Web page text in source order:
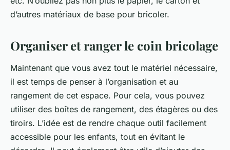
d’autres matériaux de base pour bricoler.
Organiser et ranger le coin bricolage
Maintenant que vous avez tout le matériel nécessaire,
il est temps de penser à l’organisation et au
rangement de cet espace. Pour cela, vous pouvez
utiliser des boîtes de rangement, des étagères ou des
tiroirs. L’idée est de rendre chaque outil facilement
accessible pour les enfants, tout en évitant le